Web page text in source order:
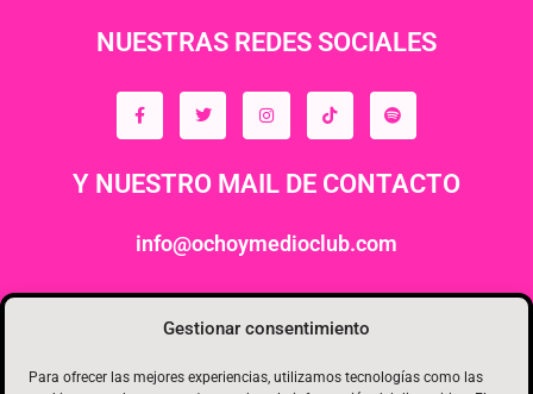
Gestionar consentimiento
Para ofrecer las mejores experiencias, utilizamos tecnologías como las
NUESTRAS REDES SOCIALES
Y NUESTRO MAIL DE CONTACTO
info@ochoymedioclub.com
ORGANIZA